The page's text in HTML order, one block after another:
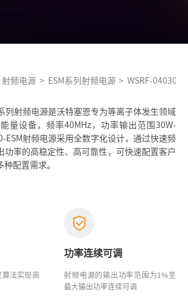
射频电源 > ESM系列射频电源 > WSRF-04030-
列射频电源是沃特塞恩专为等离子体发生领域
量设备，频率40MHz，功率输出范围30W-
ESM射频电源采用全数字化设计，通过快速频
功率的高稳定性、高可靠性，可快速配置客户
配置需求。
法实现高
功率连续可调
射频电源的输出功率范围为1%至
最大输出功率连续可调